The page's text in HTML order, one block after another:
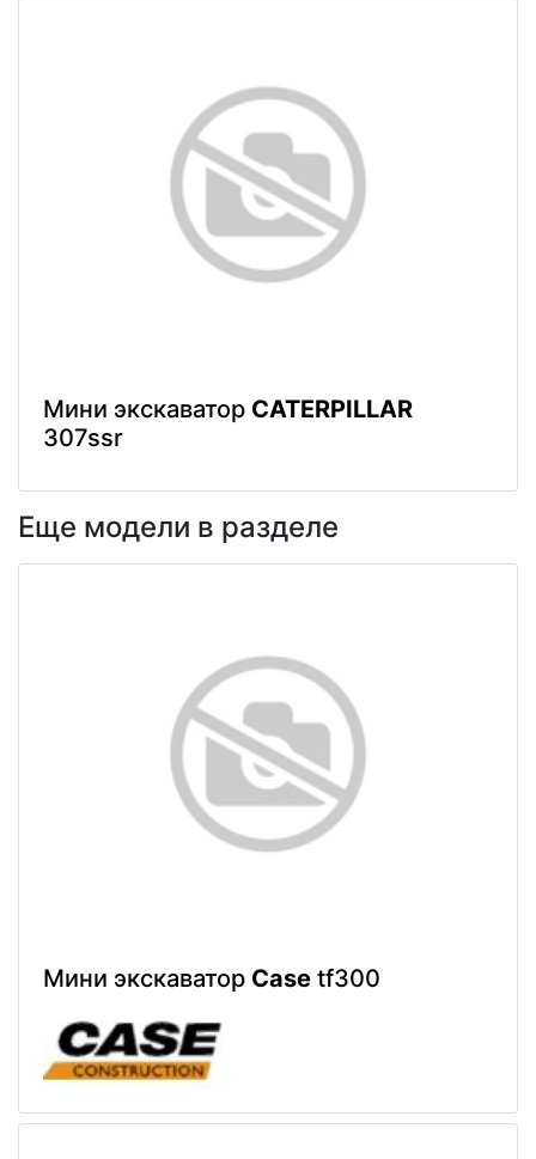
Мини экскаватор CATERPILLAR
307ssr
Еще модели в разделе
Мини экскаватор Case tf300